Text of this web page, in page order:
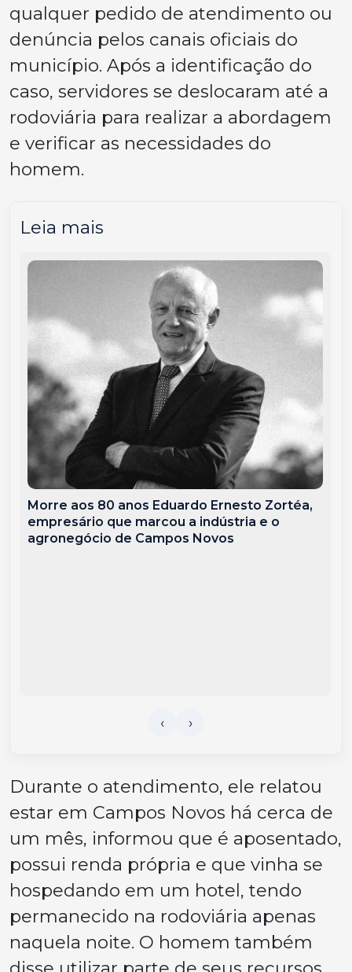
qualquer pedido de atendimento ou
denúncia pelos canais oficiais do
município. Após a identificação do
caso, servidores se deslocaram até a
rodoviária para realizar a abordagem
e verificar as necessidades do
homem.
Leia mais
Morre aos 80 anos Eduardo Ernesto Zortéa,
empresário que marcou a indústria e o
agronegócio de Campos Novos
Durante o atendimento, ele relatou
estar em Campos Novos há cerca de
um mês, informou que é aposentado,
possui renda própria e que vinha se
hospedando em um hotel, tendo
permanecido na rodoviária apenas
naquela noite. O homem também